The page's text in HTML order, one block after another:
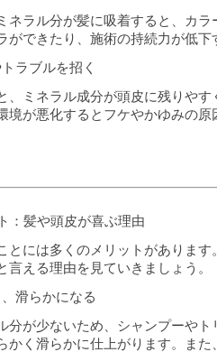
ネラル分が髪に吸着すると、カ
ができたり、施術の持続力が低下
ラブルを招く
、ミネラル成分が頭皮に残りや
境が悪化するとフケやかゆみの
：髪や頭皮が喜ぶ理由
とには多くのメリットがありま
言える理由を見ていきましょう。
滑らかになる
分が少ないため、シャンプーや
かく滑らかに仕上がります。ま